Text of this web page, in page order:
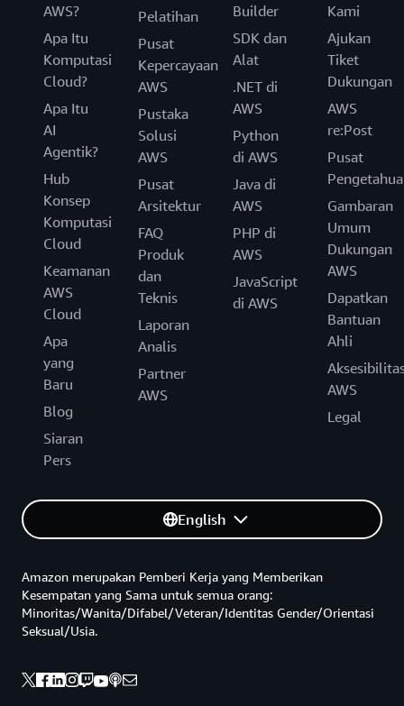
AWS?
Apa Itu
Komputasi
Cloud?
Apa Itu
AI
Agentik?
Hub
Konsep
Komputasi
Cloud
Keamanan
AWS
Cloud
Apa
yang
Baru
Blog
Siaran
Pers
Pelatihan
Pusat
Kepercayaan
AWS
Pustaka
Solusi
AWS
Pusat
Arsitektur
FAQ
Produk
dan
Teknis
Laporan
Analis
Partner
AWS
Builder
SDK dan
Alat
.NET di
AWS
Python
di AWS
Java di
AWS
PHP di
AWS
JavaScript
di AWS
Kami
Ajukan
Tiket
Dukungan
AWS
re:Post
Pusat
Gambaran
Umum
Dukungan
AWS
Dapatkan
Bantuan
Ahli
AWS
Legal
English
Amazon merupakan Pemberi Kerja yang Memberikan
Kesempatan yang Sama untuk semua orang:
Minoritas/Wanita/Difabel/Veteran/Identitas Gender/Orientasi
Seksual/Usia.